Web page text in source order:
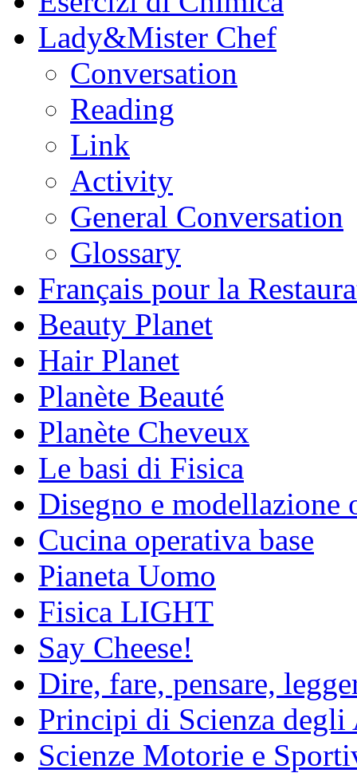
Lady&Mister Chef
Conversation
Reading
Link
Activity
General Conversation
Glossary
Français pour la
Beauty Planet
Hair Planet
Planète Beauté
Planète Cheveux
Le basi di Fisica
Disegno e modellazione
Cucina operativa base
Pianeta Uomo
Fisica LIGHT
Say Cheese!
Dire, fare, pensare,
Principi di Scienza
Scienze Motorie e